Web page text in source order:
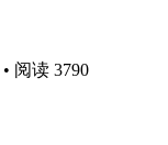
• 阅读 3790